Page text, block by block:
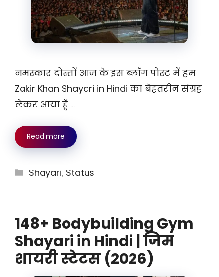
नमस्कार दोस्तों आज के इस ब्लॉग पोस्ट में हम
Zakir Khan Shayari in Hindi का बेहतरीन संग्रह
लेकर आया हूँ …
Read more
Categories
Shayari, Status
148+ Bodybuilding Gym
Shayari in Hindi | जिम
शायरी स्टेटस (2026)